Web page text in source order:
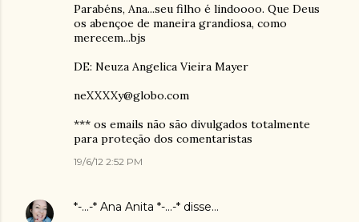
Parabéns, Ana...seu filho é lindoooo. Que Deus
os abençoe de maneira grandiosa, como
merecem...bjs
DE: Neuza Angelica Vieira Mayer
neXXXXy@globo.com
*** os emails não são divulgados totalmente
para proteção dos comentaristas
19/6/12 2:52 PM
*-...-* Ana Anita *-...-* disse…